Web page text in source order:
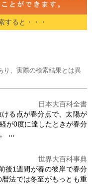
すると・・・
、実際の検索結果とは異
日本大百科全書
ける点が春分点で、太陽が
が0度に達したときが春分
...
世界大百科事典
後1週間が春の彼岸で春分
法では冬至がもっとも重